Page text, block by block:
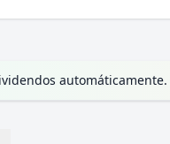
automáticamente.